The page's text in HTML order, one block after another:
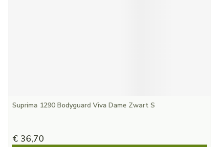
Suprima 1290 Bodyguard Viva Dame Zwart S
€ 36,70